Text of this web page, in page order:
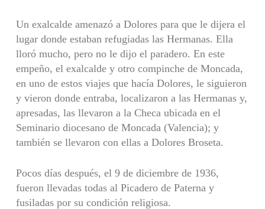
Un exalcalde amenazó a Dolores para que le dijera el
lugar donde estaban refugiadas las Hermanas. Ella
lloró mucho, pero no le dijo el paradero. En este
empeño, el exalcalde y otro compinche de Moncada,
en uno de estos viajes que hacía Dolores, le siguieron
y vieron donde entraba, localizaron a las Hermanas y,
apresadas, las llevaron a la Checa ubicada en el
Seminario diocesano de Moncada (Valencia); y
también se llevaron con ellas a Dolores Broseta.
Pocos días después, el 9 de diciembre de 1936,
fueron llevadas todas al Picadero de Paterna y
fusiladas por su condición religiosa.